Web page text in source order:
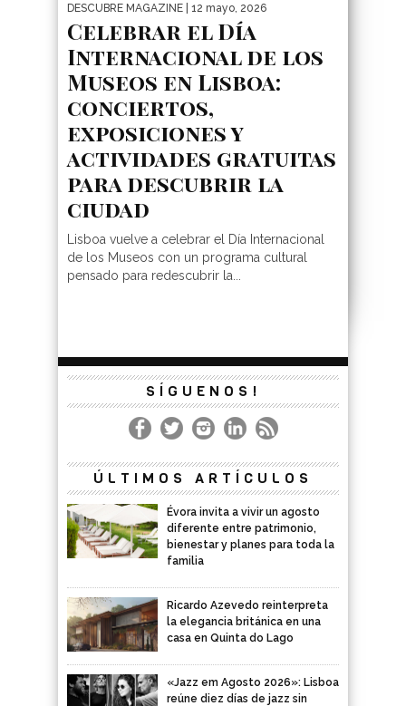
DESCUBRE MAGAZINE | 12 mayo, 2026
Celebrar el Día
Internacional de los
Museos en Lisboa:
conciertos,
exposiciones y
actividades gratuitas
para descubrir la
ciudad
Lisboa vuelve a celebrar el Día Internacional
de los Museos con un programa cultural
pensado para redescubrir la...
SÍGUENOS!
ÚLTIMOS ARTÍCULOS
Évora invita a vivir un agosto
diferente entre patrimonio,
bienestar y planes para toda la
familia
Ricardo Azevedo reinterpreta
la elegancia británica en una
casa en Quinta do Lago
«Jazz em Agosto 2026»: Lisboa
reúne diez días de jazz sin